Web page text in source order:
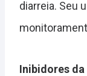
diarreia. Seu
Inibidores